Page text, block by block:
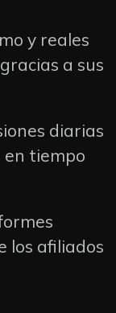
y reales
a sus
diarias
en tiempo
los afiliados